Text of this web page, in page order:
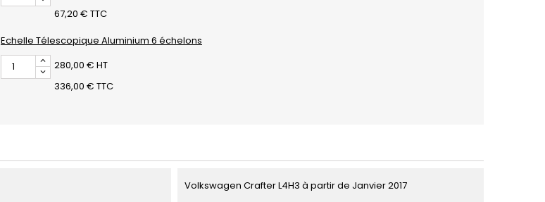
67,20 € TTC
Echelle Télescopique Aluminium 6 échelons
280,00 € HT
336,00 € TTC
Volkswagen Crafter L4H3 à partir de Janvier 2017